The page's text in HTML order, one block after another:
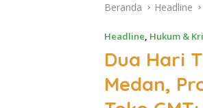
Beranda Headline
Headline, Hukum &
Dua Hari
Medan,